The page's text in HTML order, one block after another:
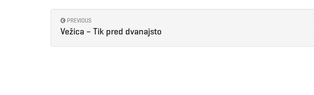
PREVIOUS
Vežica – Tik pred dvanajsto